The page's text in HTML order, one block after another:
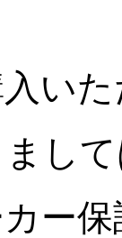
い
し
ー